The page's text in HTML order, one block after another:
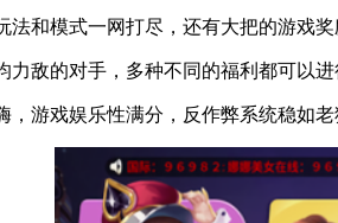
和模式一网打尽，还有大把的游戏奖
敌的对手，多种不同的福利都可以进
戏娱乐性满分，反作弊系统稳如老